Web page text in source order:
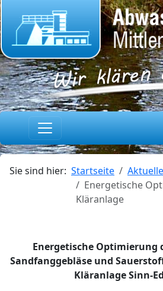
Sie sind hier: Startseite
Energetische
Kläranlage
Energetische Optimierung
Sandfanggebläse und
Kläranlage Sinn-